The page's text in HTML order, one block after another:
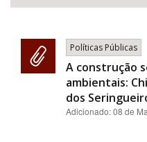
Políticas Públicas
A construção
ambientais:
dos
Adicionado:08 de